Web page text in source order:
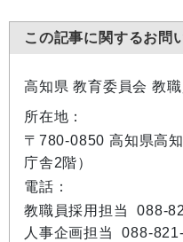
この記事に関するお問
高知県 教育委員会 教
所在地：
〒780-0850 高知県高
庁舎2階）
電話：
教職員採用担当 088-
人事企画担当 088-